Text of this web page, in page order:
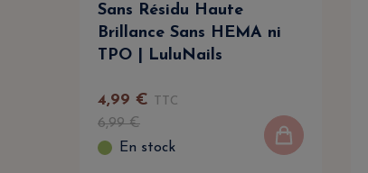
Sans Résidu Haute
Brillance Sans HEMA ni
TPO | LuluNails
4,99 € TTC
6,99€
En stock